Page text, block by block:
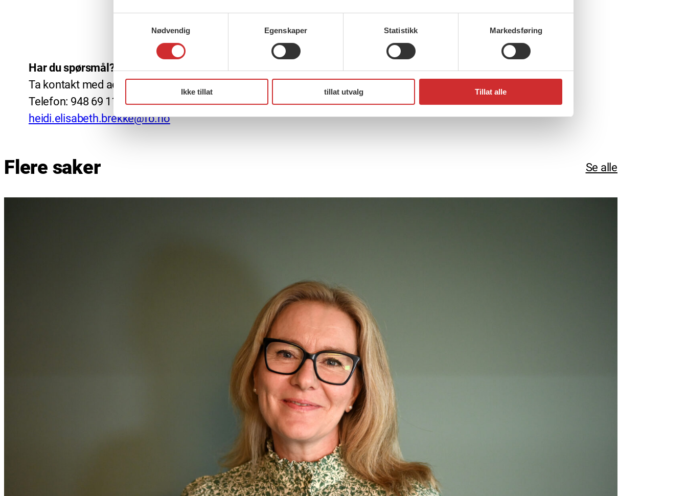
Nødvendig
Egenskaper Statistikk Markedsføring
Ikke tillat tillat utvalg Tillat alle
Har du spørsmål?
Ta kontakt med administrasjonssekretær i FO, Heidi Elisabeth Brekke,
Telefon: 948 69 117
heidi.elisabeth.brekke@fo.no
Flere saker Se alle